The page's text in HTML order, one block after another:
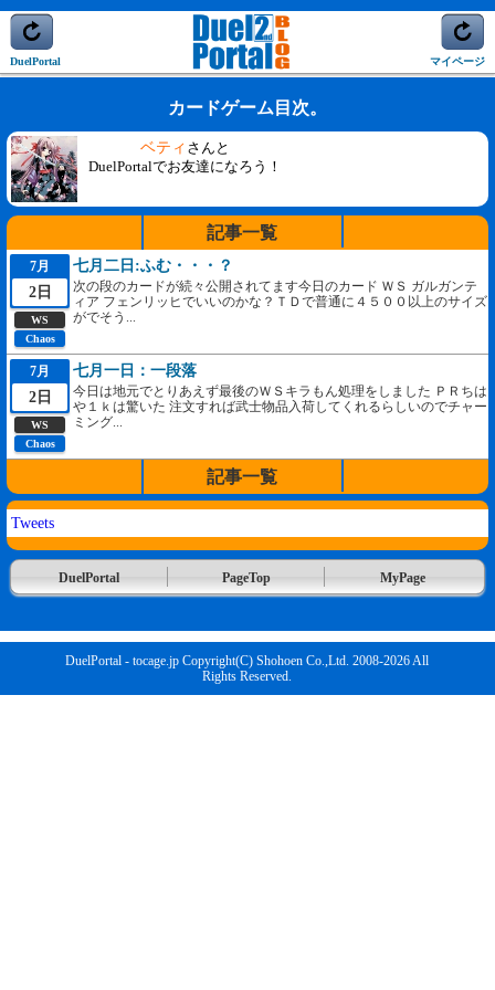
DuelPortal マイページ
カードゲーム目次。
ベティ さんと
DuelPortalでお友達になろう！
記事一覧
7月
2日
WS
Chaos
七月二日:ふむ・・・？
次の段のカードが続々公開されてます今日のカード ＷＳ ガルガンテ
ィア フェンリッヒでいいのかな？ＴＤで普通に４５００以上のサイズ
がでそう...
7月
2日
WS
Chaos
七月一日：一段落
今日は地元でとりあえず最後のＷＳキラもん処理をしました ＰＲちは
や１ｋは驚いた 注文すれば武士物品入荷してくれるらしいのでチャー
ミング...
記事一覧
Tweets
DuelPortal PageTop MyPage
DuelPortal - tocage.jp Copyright(C) Shohoen Co.,Ltd. 2008-2026 All
Rights Reserved.